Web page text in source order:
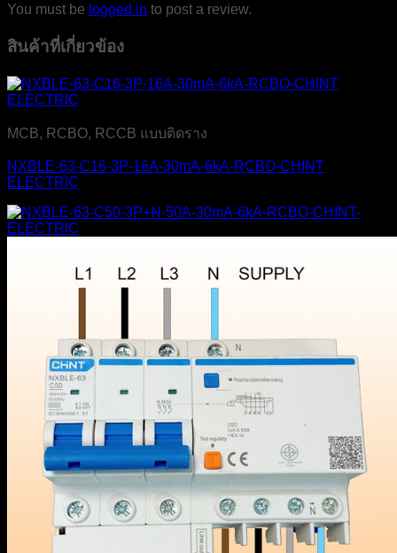
You must be logged in to post a review.
สินค้าที่เกี่ยวข้อง
MCB, RCBO, RCCB แบบติดราง
NXBLE-63-C16-3P-16A-30mA-6kA-RCBO-CHINT
ELECTRIC